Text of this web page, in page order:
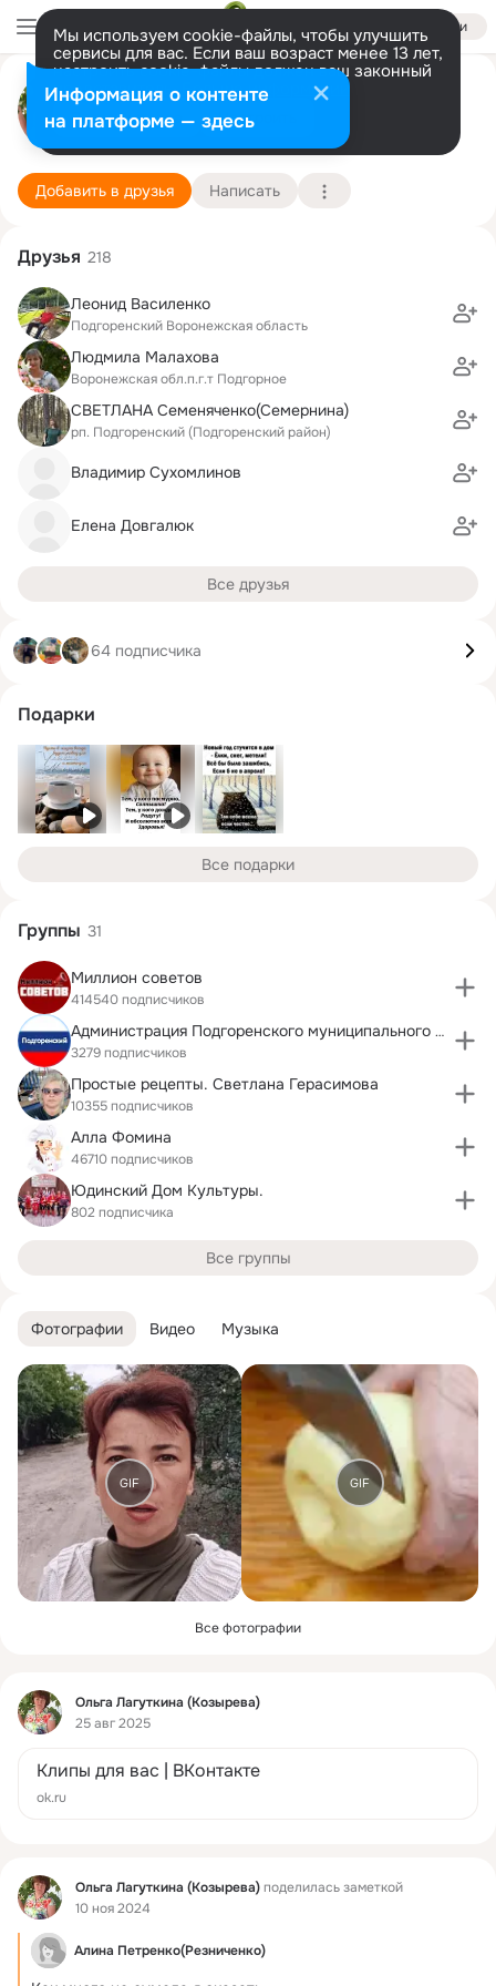
Войти
Мы используем cookie-файлы, чтобы улучшить
сервисы для вас. Если ваш возраст менее 13 лет,
настроить cookie-файлы должен ваш законный
представитель. Больше информации
Разрешить все Настроить
Ольга Лагуткина (Козырева)
пгт Подгоренский
Подробнее
Добавить в друзья Написать
Фотографии Видео Музыка
GIF GIF
Все фотографии
Фид
Ольга Лагуткина (Козырева)
25 авг 2025
Клипы для вас | ВКонтакте
ok.ru
Фид Ольга Лагуткина (Козырева)поделилась заметкой
10 ноя 2024
Алина Петренко(Резниченко)
Друзья 218
Леонид Василенко
Подгоренский Воронежская область
Людмила Малахова
Воронежская обл.п.г.т Подгорное
СВЕТЛАНА Семеняченко(Семернина)
рп. Подгоренский (Подгоренский район)
Владимир Сухомлинов
Елена Довгалюк
Все друзья
64 подписчика
Подарки
Все подарки
Группы 31
Миллион советов
414540 подписчиков
Администрация Подгоренского муниципального района
3279 подписчиков
Простые рецепты. Светлана Герасимова
10355 подписчиков
Алла Фомина
46710 подписчиков
Юдинский Дом Культуры.
802 подписчика
Все группы
Информация о контенте
на платформе — здесь